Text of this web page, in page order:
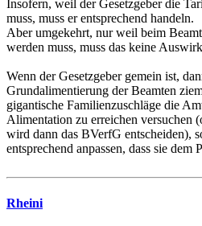
Insofern, weil der Gesetzgeber die
muss, muss er entsprechend handeln.
Aber umgekehrt, nur weil beim
werden muss, muss das keine
Wenn der Gesetzgeber gemein ist,
Grundalimentierung der Beamten
gigantische Familienzuschläge die
Alimentation zu erreichen versuchen
wird dann das BVerfG entscheiden),
entsprechend anpassen, dass sie dem
Rheini